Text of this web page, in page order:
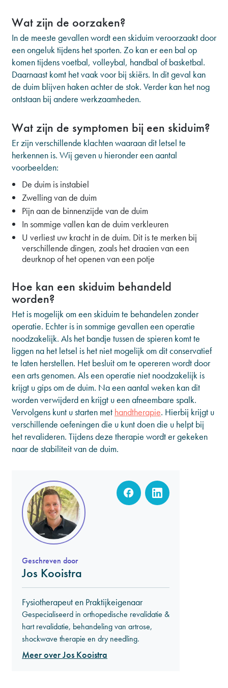
Wat zijn de oorzaken?
In de meeste gevallen wordt een skiduim veroorzaakt door
een ongeluk tijdens het sporten. Zo kan er een bal op
komen tijdens voetbal, volleybal, handbal of basketbal.
Daarnaast komt het vaak voor bij skiërs. In dit geval kan
de duim blijven haken achter de stok. Verder kan het nog
ontstaan bij andere werkzaamheden.
Wat zijn de symptomen bij een skiduim?
Er zijn verschillende klachten waaraan dit letsel te
herkennen is. Wij geven u hieronder een aantal
voorbeelden:
De duim is instabiel
Zwelling van de duim
Pijn aan de binnenzijde van de duim
In sommige vallen kan de duim verkleuren
U verliest uw kracht in de duim. Dit is te merken bij
verschillende dingen, zoals het draaien van een
deurknop of het openen van een potje
Hoe kan een skiduim behandeld
worden?
Het is mogelijk om een skiduim te behandelen zonder
operatie. Echter is in sommige gevallen een operatie
noodzakelijk. Als het bandje tussen de spieren komt te
liggen na het letsel is het niet mogelijk om dit conservatief
te laten herstellen. Het besluit om te opereren wordt door
een arts genomen. Als een operatie niet noodzakelijk is
krijgt u gips om de duim. Na een aantal weken kan dit
worden verwijderd en krijgt u een afneembare spalk.
Vervolgens kunt u starten met handtherapie. Hierbij krijgt u
verschillende oefeningen die u kunt doen die u helpt bij
het revalideren. Tijdens deze therapie wordt er gekeken
naar de stabiliteit van de duim.
Geschreven door
Jos Kooistra
Fysiotherapeut en Praktijkeigenaar
Gespecialiseerd in orthopedische revalidatie &
hart revalidatie, behandeling van artrose,
shockwave therapie en dry needling.
Meer over Jos Kooistra